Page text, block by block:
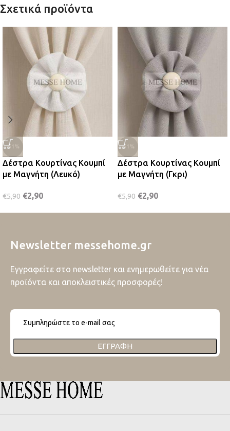
Σχετικά προϊόντα
-51%
Δέστρα Κουρτίνας Κουμπί
με Μαγνήτη (Λευκό)
€5,90 €2,90
-51%
Δέστρα Κουρτίνας Κουμπί
με Μαγνήτη (Γκρι)
€5,90 €2,90
Newsletter messehome.gr
Εγγραφείτε στο newsletter και ενημερωθείτε για νέα
προϊόντα και αποκλειστικές προσφορές!
ΕΓΓΡΑΦΉ